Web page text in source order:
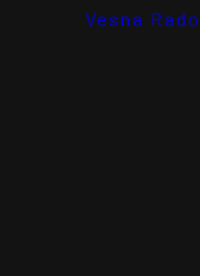
Vesna